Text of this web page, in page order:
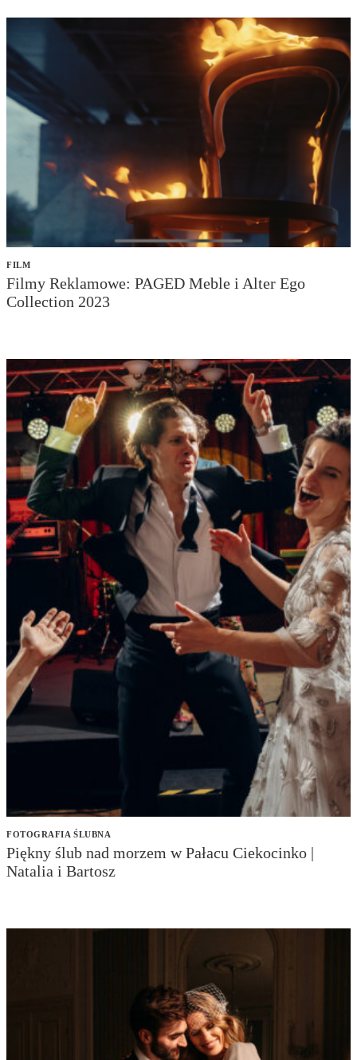
FILM
Filmy Reklamowe: PAGED Meble i Alter Ego
Collection 2023
FOTOGRAFIA ŚLUBNA
Piękny ślub nad morzem w Pałacu Ciekocinko |
Natalia i Bartosz